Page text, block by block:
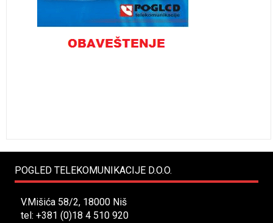
POGLED TELEKOMUNIKACIJE D.O.O.
V.Mišića 58/2, 18000 Niš
tel: +381 (0)18 4 510 920